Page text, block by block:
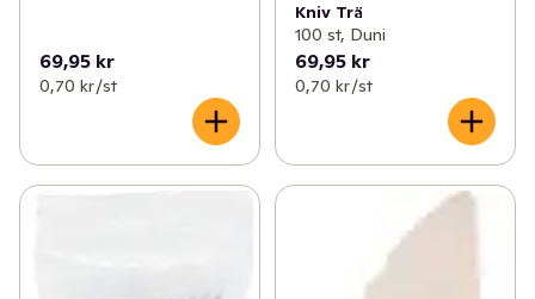
69,95 kr
0,70 kr /st
Kniv Trä
100 st, Duni
69,95 kr
0,70 kr /st